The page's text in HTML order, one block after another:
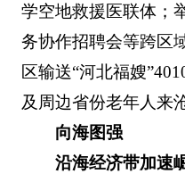
学空地救援医联体；
务协作招聘会等跨区
区输送“河北福嫂
及周边省份老年人来
向海图强
沿海经济带加速